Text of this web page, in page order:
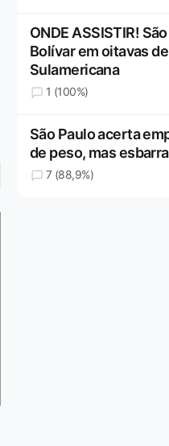
ONDE ASSISTIR!
Bolívar em oitavas
Sulamericana
1 (100%)
São Paulo acerta
de peso, mas
7 (88,9%)